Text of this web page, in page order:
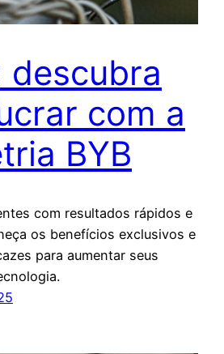
descubra
com a
BYB
com resultados rápidos e
os benefícios exclusivos e
para aumentar seus